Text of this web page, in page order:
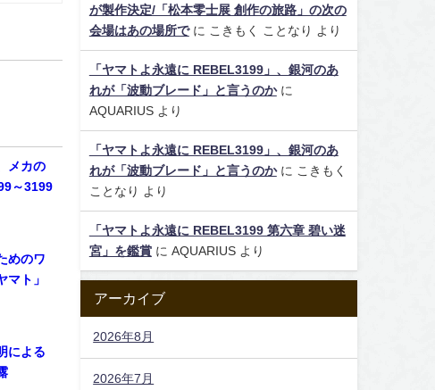
メカの
～3199
めのワ
マト」
による
が製作決定/「松本零士展 創作の旅路」の次の
会場はあの場所でに こきもく ことなり より
「ヤマトよ永遠に REBEL3199」、銀河のあ
れが「波動ブレード」と言うのかに
AQUARIUSより
「ヤマトよ永遠に REBEL3199」、銀河のあ
れが「波動ブレード」と言うのかに
こきもく
ことなり
より
「ヤマトよ永遠に REBEL3199 第六章 碧い迷
宮」を鑑賞に AQUARIUSより
アーカイブ
2026年8月
2026年7月